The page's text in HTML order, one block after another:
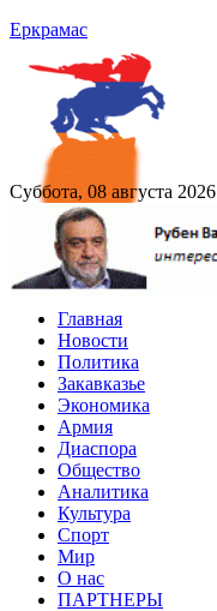
Еркрамас
Суббота, 08 августа
Главная
Новости
Политика
Закавказье
Экономика
Армия
Диаспора
Общество
Аналитика
Культура
Спорт
Мир
О нас
ПАРТНЕРЫ